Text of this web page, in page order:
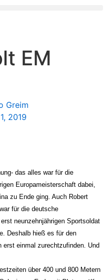
EM
Greim
2019
das alles war für die
Europameisterschaft dabei,
zu Ende ging. Auch Robert
für die deutsche
neunzehnjährigen Sportsoldat
Deshalb hieß es für den
erst einmal zurechtzufinden. Und
über 400 und 800 Metern